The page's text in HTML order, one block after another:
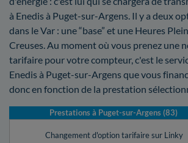
à Enedis à Puget-sur-Argens. Il y a deux
dans le Var : une “base” et une Heures
Creuses. Au moment où vous prenez une
tarifaire pour votre compteur, c'est le
Enedis à Puget-sur-Argens que vous
donc en fonction de la prestation
Prestations à Puget-sur-Argens (83)
Changement d'option tarifaire sur Linky